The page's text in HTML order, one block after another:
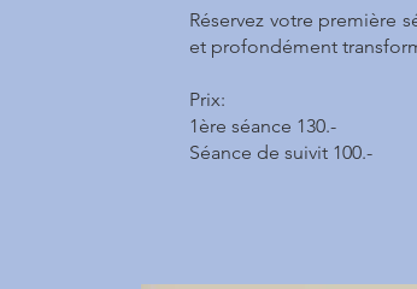
Réservez votre première
et profondément
Prix:
1ère séance 130.-
Séance de suivit 100.-